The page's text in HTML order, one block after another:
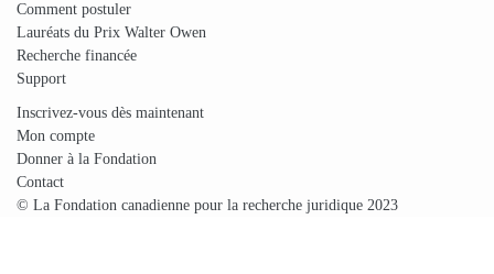
Comment postuler
Lauréats du Prix Walter Owen
Recherche financée
Support
Inscrivez-vous dès maintenant
Mon compte
Donner à la Fondation
Contact
© La Fondation canadienne pour la recherche juridique 2023